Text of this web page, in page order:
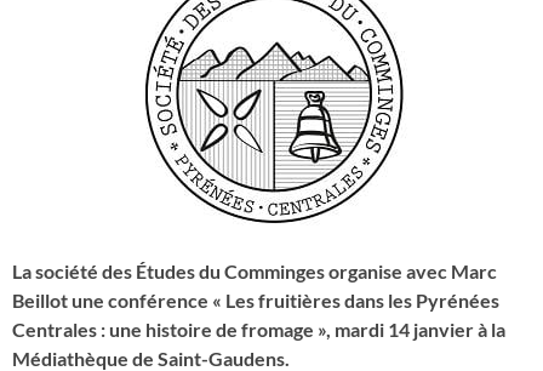
La société des Études du Comminges organise avec Marc
Beillot une conférence « Les fruitières dans les Pyrénées
Centrales : une histoire de fromage », mardi 14 janvier à la
Médiathèque de Saint-Gaudens.